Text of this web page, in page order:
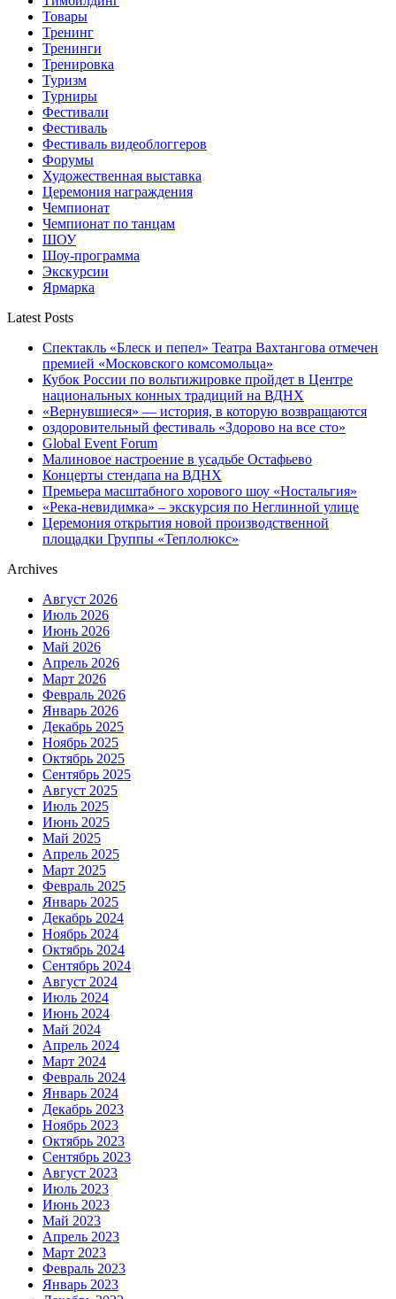
Товары
Тренинг
Тренинги
Тренировка
Туризм
Турниры
Фестивали
Фестиваль
Фестиваль видеоблоггеров
Форумы
Художественная выставка
Церемония награждения
Чемпионат
Чемпионат по танцам
ШОУ
Шоу-программа
Экскурсии
Ярмарка
Latest Posts
Спектакль «Блеск и пепел» Театра Вахтангова отмечен
премией «Московского комсомольца»
Кубок России по вольтижировке пройдет в Центре
национальных конных традиций на ВДНХ
«Вернувшиеся» — история, в которую возвращаются
оздоровительный фестиваль «Здорово на все сто»
Global Event Forum
Малиновое настроение в усадьбе Остафьево
Концерты стендапа на ВДНХ
Премьера масштабного хорового шоу «Ностальгия»
«Река-невидимка» – экскурсия по Неглинной улице
Церемония открытия новой производственной
площадки Группы «Теплолюкс»
Archives
Август 2026
Июль 2026
Июнь 2026
Май 2026
Апрель 2026
Март 2026
Февраль 2026
Январь 2026
Декабрь 2025
Ноябрь 2025
Октябрь 2025
Сентябрь 2025
Август 2025
Июль 2025
Июнь 2025
Май 2025
Апрель 2025
Март 2025
Февраль 2025
Январь 2025
Декабрь 2024
Ноябрь 2024
Октябрь 2024
Сентябрь 2024
Август 2024
Июль 2024
Июнь 2024
Май 2024
Апрель 2024
Март 2024
Февраль 2024
Январь 2024
Декабрь 2023
Ноябрь 2023
Октябрь 2023
Сентябрь 2023
Август 2023
Июль 2023
Июнь 2023
Май 2023
Апрель 2023
Март 2023
Февраль 2023
Январь 2023